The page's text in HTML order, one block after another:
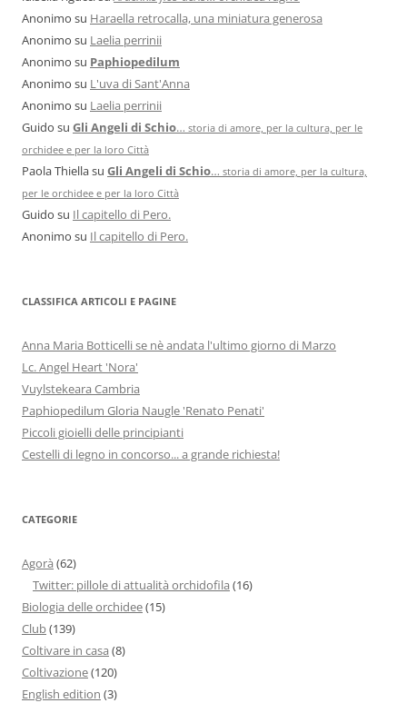
Anonimo su Haraella retrocalla, una miniatura generosa
Anonimo su Laelia perrinii
Anonimo su Paphiopedilum
Anonimo su L'uva di Sant'Anna
Anonimo su Laelia perrinii
Guido su Gli Angeli di Schio… storia di amore, per la cultura, per le
orchidee e per la loro Città
Paola Thiellasu Gli Angeli di Schio… storia di amore, per la cultura,
per le orchidee e per la loro Città
Guido su Il capitello di Pero.
Anonimo su Il capitello di Pero.
CLASSIFICA ARTICOLI E PAGINE
Anna Maria Botticelli se nè andata l'ultimo giorno di Marzo
Lc. Angel Heart 'Nora'
Vuylstekeara Cambria
Paphiopedilum Gloria Naugle 'Renato Penati'
Piccoli gioielli delle principianti
Cestelli di legno in concorso... a grande richiesta!
CATEGORIE
Agorà (62)
Twitter: pillole di attualità orchidofila (16)
Biologia delle orchidee(15)
Club(139)
Coltivare in casa (8)
Coltivazione(120)
English edition (3)